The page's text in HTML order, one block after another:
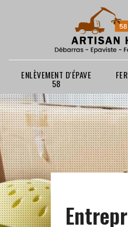
ENLÈVEMENT D'ÉPAVE
58